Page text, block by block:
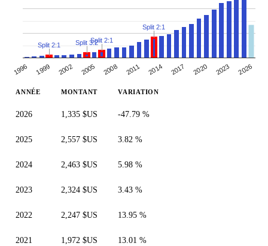
1996 1999 2002 2005 2008 2011 2014 2017 2020 2023 2026
Split 2:1 Split 3:2Split 2:1
Split 2:1
ANNÉE MONTANT VARIATION
2026 1,335 $US -47.79 %
2025 2,557 $US 3.82 %
2024 2,463 $US 5.98 %
2023 2,324 $US 3.43 %
2022 2,247 $US 13.95 %
2021 1,972 $US 13.01 %